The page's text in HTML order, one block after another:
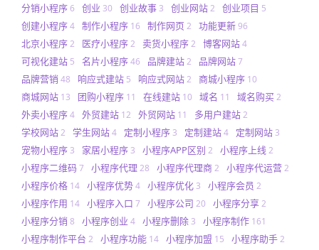
分销小程序6 创业 30 创业故事 3 创业网站2 创业项目 5
创建小程序4 制作小程序 16 制作网页 2 功能更新96
北京小程序2 医疗小程序2 卖货小程序2 博客网站4
可视化建站 5 名片小程序46 品牌建站2 品牌网站7
品牌营销 48 响应式建站 5 响应式网站2 商城小程序 10
商城网站 13 团购小程序 11 在线建站 10 域名 11 域名购买2
外卖小程序4 外贸建站 12 外贸网站 11 多用户建站2
学校网站2 学生网站4 定制小程序 3 定制建站4 定制网站 3
宠物小程序 3 家居小程序 3 小程序APP区别 2 小程序上线 2
小程序二维码7 小程序代理 28 小程序代理商2 小程序代运营2
小程序价格 14 小程序优势4 小程序优化 3 小程序会员 2
小程序作用 14 小程序入口 7 小程序公司 20 小程序分享2
小程序分销 8 小程序创业 4 小程序删除 3 小程序制作 161
小程序制作平台 2 小程序功能 14 小程序加盟 15 小程序助手2